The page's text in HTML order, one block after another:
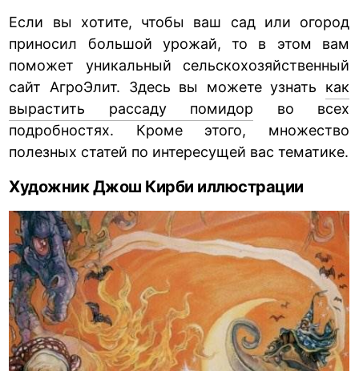
Если вы хотите, чтобы ваш сад или огород
приносил большой урожай, то в этом вам
поможет уникальный сельскохозяйственный
сайт АгроЭлит. Здесь вы можете узнать как
вырастить рассаду помидор во всех
подробностях. Кроме этого, множество
полезных статей по интересущей вас тематике.
Художник Джош Кирби иллюстрации